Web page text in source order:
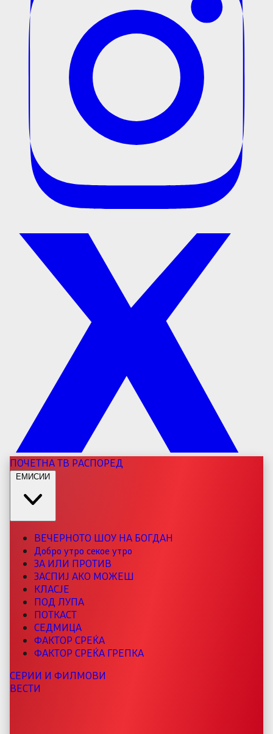
ПОЧЕТНАТВ РАСПОРЕД
ЕМИСИИ
ВЕЧЕРНОТО ШОУ НА БОГДАН
Добро утро секое утро
ЗА ИЛИ ПРОТИВ
ЗАСПИЈ АКО МОЖЕШ
КЛАСЈЕ
ПОД ЛУПА
ПОТКАСТ
СЕДМИЦА
ФАКТОР СРЕЌА
ФАКТОР СРЕЌА ГРЕПКА
СЕРИИ И ФИЛМОВИ
ВЕСТИ